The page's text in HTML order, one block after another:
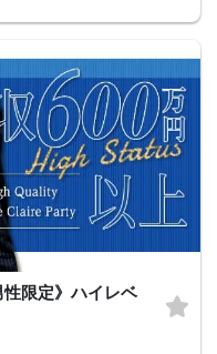
限定》ハイレベ